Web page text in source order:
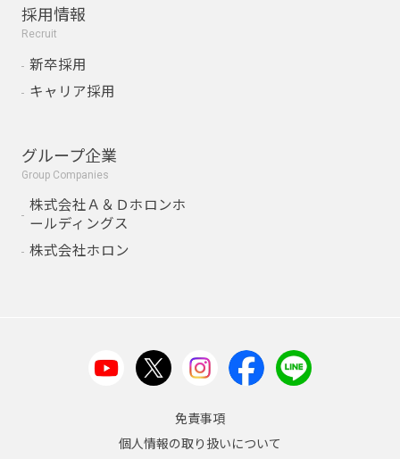
採用情報
Recruit
新卒採用
キャリア採用
グループ企業
Group Companies
株式会社Ａ＆Ｄホロンホ
ールディングス
株式会社ホロン
免責事項
個人情報の取り扱いについて